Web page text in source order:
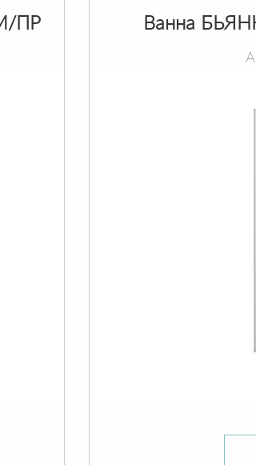
ПР Ванна